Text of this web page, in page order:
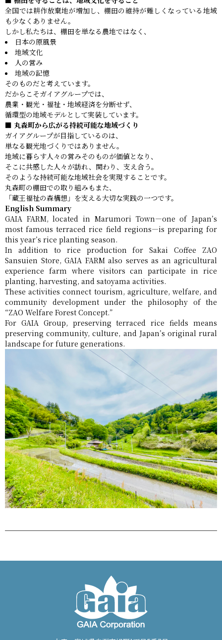
全国では耕作放棄地が増加し、棚田の維持が難しくなっている地域
も少なくありません。
しかし私たちは、棚田を単なる農地ではなく、
日本の原風景
地域文化
人の営み
地域の記憶
そのものだと考えています。
だからこそガイアグループでは、
農業・観光・福祉・地域経済を分断せず、
循環型の地域モデルとして実装しています。
■ 丸森町から広がる持続可能な地域づくり
ガイアグループが目指しているのは、
単なる観光地づくりではありません。
地域に暮らす人々の営みそのものが価値となり、
そこに共感した人々が訪れ、関わり、支え合う。
そのような持続可能な地域社会を実現することです。
丸森町の棚田での取り組みもまた、
「蔵王福祉の森構想」を支える大切な実践の一つです。
English Summary
GAIA FARM, located in Marumori Town—one of Japan’s
most famous terraced rice field regions—is preparing for
this year’s rice planting season.
In addition to rice production for Sakai Coffee ZAO
Sansuien Store, GAIA FARM also serves as an agricultural
experience farm where visitors can participate in rice
planting, harvesting, and satoyama activities.
These activities connect tourism, agriculture, welfare, and
community development under the philosophy of the
“ZAO Welfare Forest Concept.”
For GAIA Group, preserving terraced rice fields means
preserving community, culture, and Japan’s original rural
landscape for future generations.